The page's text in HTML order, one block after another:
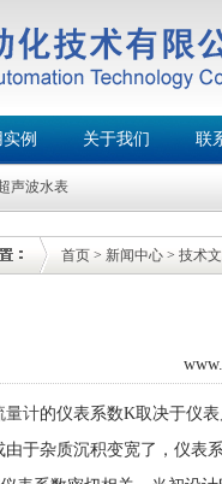
例 关于我们 联
声波水表
首页 > 新闻中心 > 技术
量计的仪表系数K取决于仪
由于杂质沉积变宽了，仪表